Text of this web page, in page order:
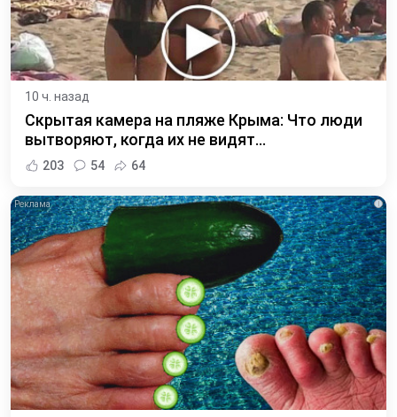
10 ч. назад
Скрытая камера на пляже Крыма: Что люди
вытворяют, когда их не видят...
203 54 64
i